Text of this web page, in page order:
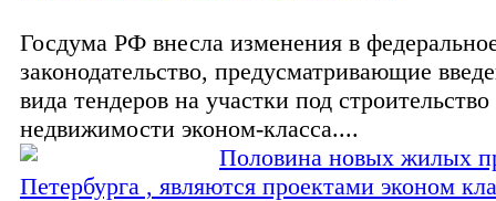
Госдума РФ внесла изменения в
законодательство, предусматривающие
вида тендеров на участки под
недвижимости эконом-класса....
Половина новых жилых
Петербурга , являются проектами эконом